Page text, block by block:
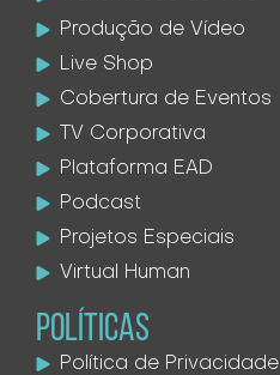
Produção de Vídeo
Live Shop
Cobertura de Eventos
TV Corporativa
Plataforma EAD
Podcast
Projetos Especiais
Virtual Human
POLÍTICAS
Política de Privacidade